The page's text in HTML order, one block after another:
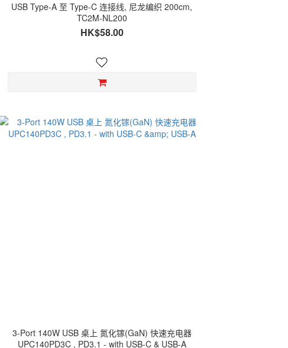
USB Type-A 至 Type-C 连接线, 尼龙编织 200cm,
TC2M-NL200
HK$58.00
3-Port 140W USB 桌上 氮化镓(GaN) 快速充电器
UPC140PD3C , PD3.1 - with USB-C & USB-A